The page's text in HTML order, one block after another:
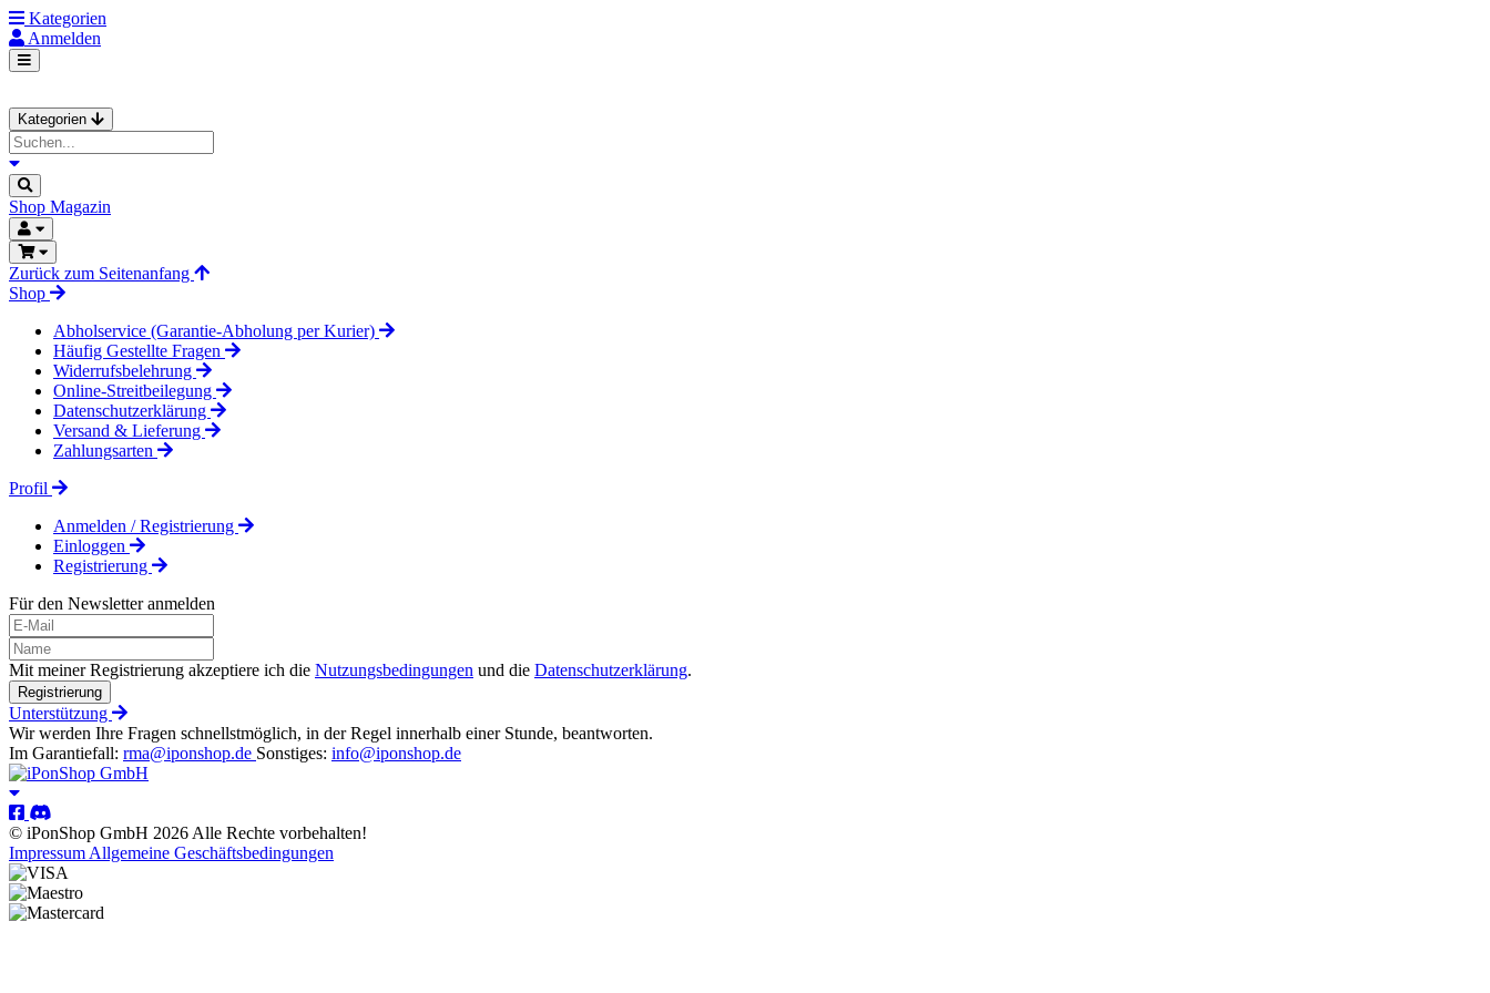
Kategorien
Anmelden
Kategorien
Shop Magazin
Zurück zum Seitenanfang
Shop
Abholservice (Garantie-Abholung per Kurier)
Häufig Gestellte Fragen
Widerrufsbelehrung
Online-Streitbeilegung
Datenschutzerklärung
Versand & Lieferung
Zahlungsarten
Profil
Anmelden / Registrierung
Einloggen
Registrierung
Für den Newsletter anmelden
Mit meiner Registrierung akzeptiere ich die Nutzungsbedingungen und die Datenschutzerklärung.
Registrierung
Unterstützung
Wir werden Ihre Fragen schnellstmöglich, in der Regel innerhalb einer Stunde, beantworten.
Im Garantiefall: rma@iponshop.de Sonstiges: info@iponshop.de
© iPonShop GmbH 2026 Alle Rechte vorbehalten!
Impressum Allgemeine Geschäftsbedingungen